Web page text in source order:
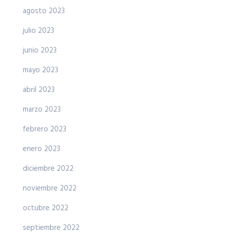
agosto 2023
julio 2023
junio 2023
mayo 2023
abril 2023
marzo 2023
febrero 2023
enero 2023
diciembre 2022
noviembre 2022
octubre 2022
septiembre 2022